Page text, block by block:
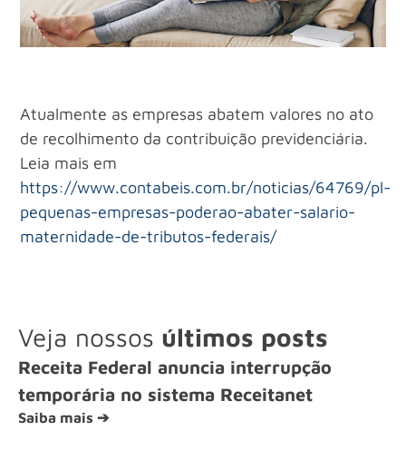
Atualmente as empresas abatem valores no ato
de recolhimento da contribuição previdenciária.
Leia mais em
https://www.contabeis.com.br/noticias/64769/pl-
pequenas-empresas-poderao-abater-salario-
maternidade-de-tributos-federais/
Veja nossos últimos posts
Receita Federal anuncia interrupção
temporária no sistema Receitanet
Saiba mais ➔